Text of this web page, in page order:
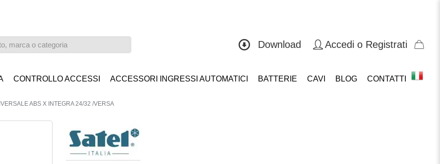
Download Accedi o Registrati
CONTROLLO ACCESSI ACCESSORI INGRESSI AUTOMATICI BATTERIE CAVI BLOG CONTATTI
ABS X INTEGRA 24/32 /VERSA